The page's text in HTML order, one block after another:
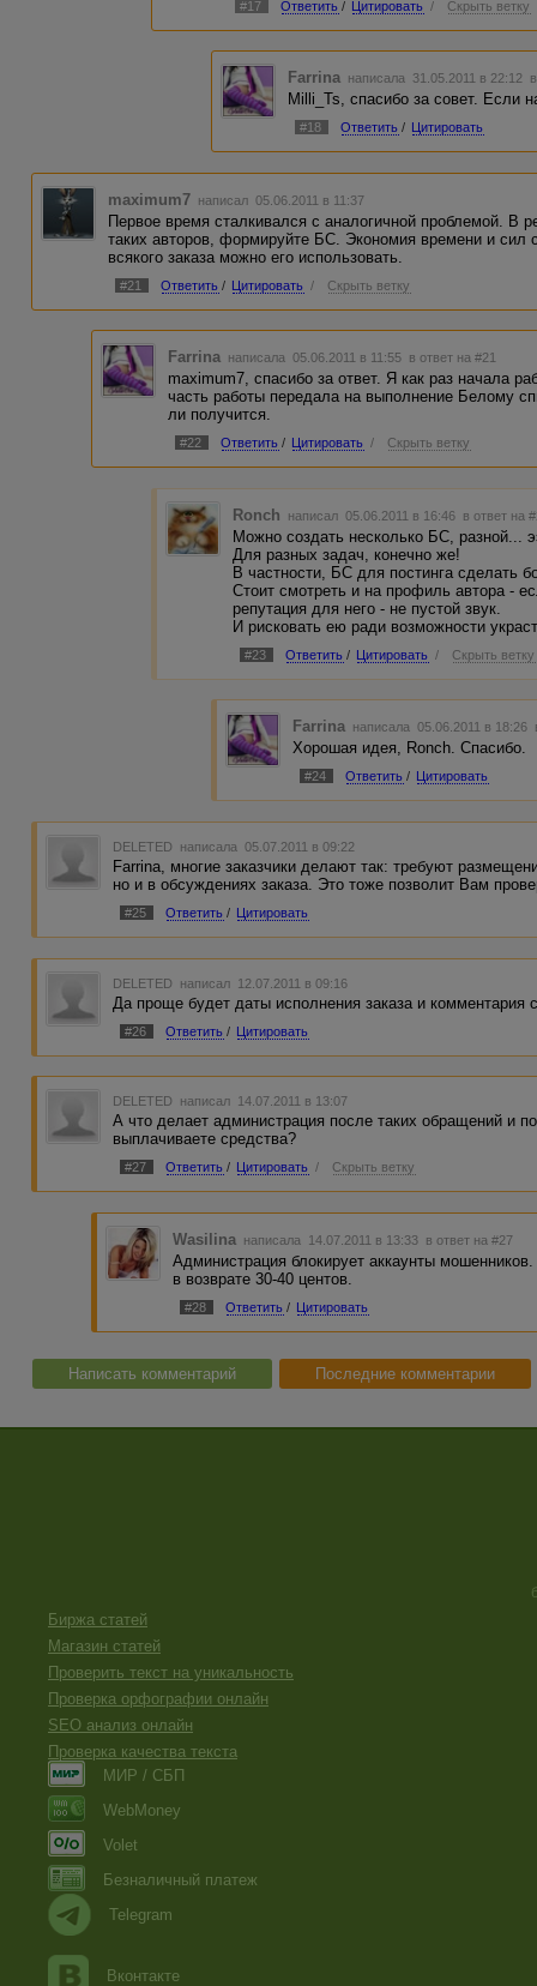
#17 Ответить / Цитировать / Скрыть ветку
Farrina написала 31.05.2011 в 22:12
Milli_Ts, спасибо за совет. Если
#18 Ответить / Цитировать
maximum7 написал 05.06.2011 в 11:37
Первое время сталкивался с аналогичной проблемой. В
таких авторов, формируйте БС. Экономия времени и сил
всякого заказа можно его использовать.
#21 Ответить / Цитировать / Скрыть ветку
Farrina написала 05.06.2011 в 11:55 в ответ на #21
maximum7, спасибо за ответ. Я как раз начала
часть работы передала на выполнение Белому
ли получится.
#22 Ответить / Цитировать / Скрыть ветку
Ronch написал 05.06.2011 в 16:46 в ответ на
Можно создать несколько БС, разной...
Для разных задач, конечно же!
В частности, БС для постинга сделать
Стоит смотреть и на профиль автора -
репутация для него - не пустой звук.
И рисковать ею ради возможности
#23 Ответить / Цитировать / Скрыть ветку
Farrina написала 05.06.2011 в 18:26
Хорошая идея, Ronch. Спасибо.
#24 Ответить / Цитировать
DELETED написала 05.07.2011 в 09:22
Farrina, многие заказчики делают так: требуют
но и в обсуждениях заказа. Это тоже позволит Вам
#25 Ответить / Цитировать
DELETED написал 12.07.2011 в 09:16
Да проще будет даты исполнения заказа и комментария
#26 Ответить / Цитировать
DELETED написал 14.07.2011 в 13:07
А что делает администрация после таких обращений и
выплачиваете средства?
#27 Ответить / Цитировать / Скрыть ветку
Wasilina написала 14.07.2011 в 13:33 в ответ на #27
Администрация блокирует аккаунты
в возврате 30-40 центов.
#28 Ответить / Цитировать
Написать комментарий Последние комментарии
Биржа статей
Магазин статей
Проверить текст на уникальность
Проверка орфографии онлайн
SEO анализ онлайн
Проверка качества текста
МИР / СБП
WebMoney
Volet
Безналичный платеж
Telegram
Вконтакте